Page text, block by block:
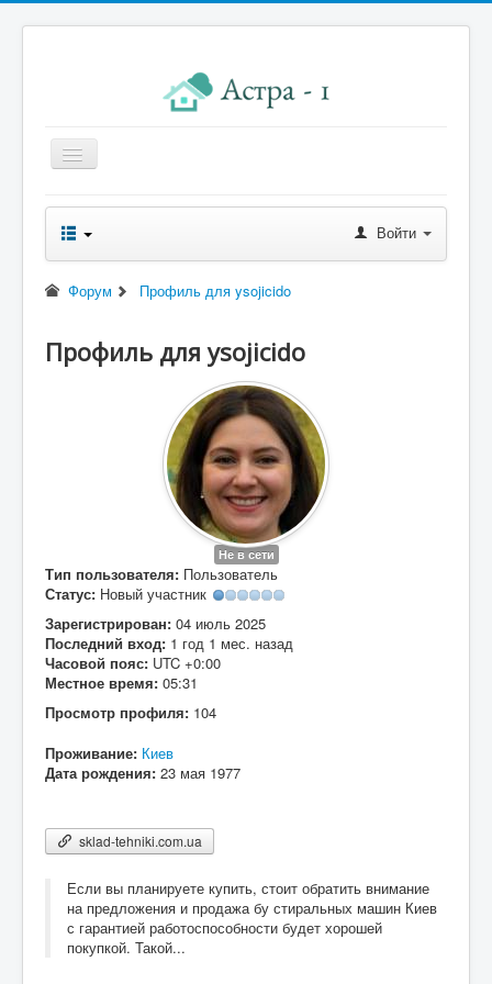
Главная
Новости правления
Начисления к оплате
Реквизиты
Войти
Форум Профиль для ysojicido
Профиль для ysojicido
Не в сети
Тип пользователя: Пользователь
Статус: Новый участник
Зарегистрирован: 04 июль 2025
Последний вход: 1 год 1 мес. назад
Часовой пояс: UTC +0:00
Местное время: 05:31
Просмотр профиля: 104
Проживание: Киев
Дата рождения: 23 мая 1977
sklad-tehniki.com.ua
Если вы планируете купить, стоит обратить внимание
на предложения и продажа бу стиральных машин Киев
с гарантией работоспособности будет хорошей
покупкой. Такой...